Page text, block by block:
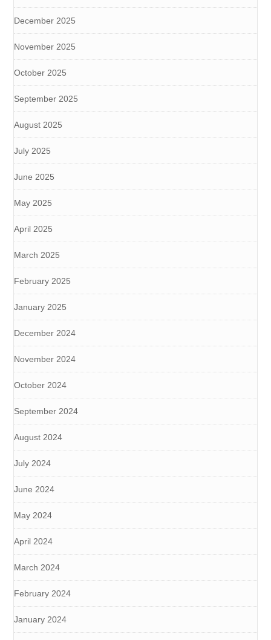
December 2025
November 2025
October 2025
September 2025
August 2025
July 2025
June 2025
May 2025
April 2025
March 2025
February 2025
January 2025
December 2024
November 2024
October 2024
September 2024
August 2024
July 2024
June 2024
May 2024
April 2024
March 2024
February 2024
January 2024